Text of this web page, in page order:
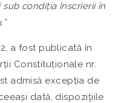
condiția înscrierii în
a fost publicată în
Constituționale nr.
admisă excepția de
dată, dispoziţiile